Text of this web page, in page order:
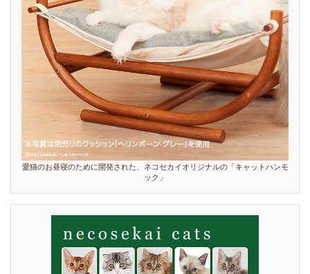
愛猫のお昼寝のために開発された、ネコセカイオリジナルの「キャットハンモ
ック」